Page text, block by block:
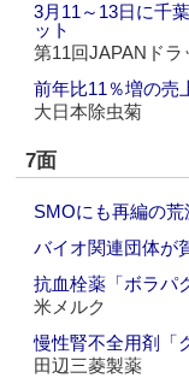
3月11～13日に千
ット
第11回JAPANド
前年比11％増の売
大日本除虫菊
7面
SMOにも再編の
バイオ関連団体が
抗血栓薬「ボラパ
米メルク
慢性腎不全用剤「
田辺三菱製薬